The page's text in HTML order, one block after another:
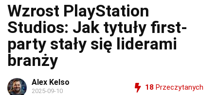
Wzrost PlayStation
Studios: Jak tytuły first-
party stały się liderami
branży
Alex Kelso
2025-09-10 18 Przeczytanych